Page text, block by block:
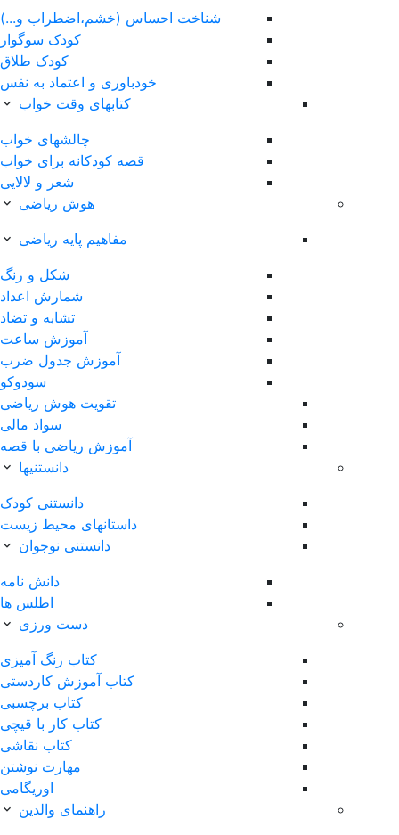
(خشم،اضطراب و...)
کودک سوگوار
کودک طلاق
خودباوری و اعتماد به نفس
کتابهای وقت خواب
چالشهای خواب
قصه کودکانه برای خواب
شعر و لالایی
مفاهیم پایه ریاضی
شکل و رنگ
شمارش اعداد
تشابه و تضاد
آموزش ساعت
آموزش جدول ضرب
سودوکو
تقویت هوش ریاضی
آموزش ریاضی با قصه
دانستنی کودک
داستانهای محیط زیست
دانستنی نوجوان
دانش نامه
اطلس ها
کتاب رنگ آمیزی
کتاب آموزش کاردستی
کتاب برچسبی
کتاب کار با قیچی
کتاب نقاشی
مهارت نوشتن
راهنمای والدین